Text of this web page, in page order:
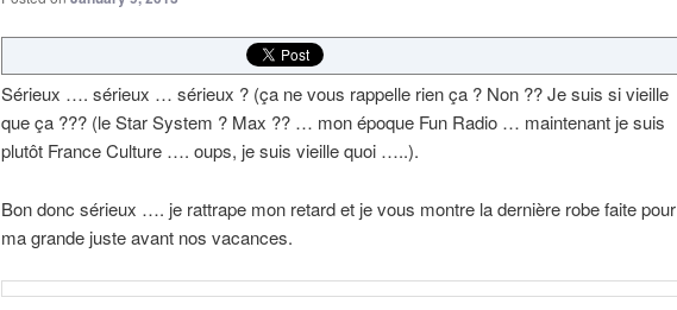
Sérieux …. sérieux … sérieux ? (ça ne vous rappelle rien ça ? Non ?? Je suis si vieille
que ça ??? (le Star System ? Max ?? … mon époque Fun Radio … maintenant je suis
plutôt France Culture …. oups, je suis vieille quoi …..).
Bon donc sérieux …. je rattrape mon retard et je vous montre la dernière robe faite pour
ma grande juste avant nos vacances.